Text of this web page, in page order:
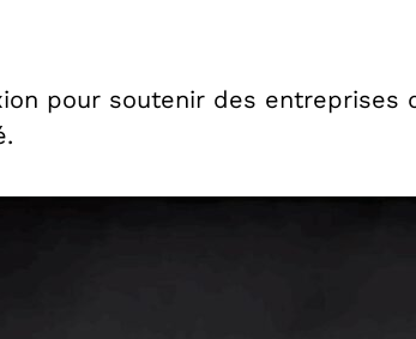
pour soutenir des entreprises